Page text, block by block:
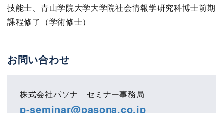
技能士、青山学院大学大学院社会情報学研究科博士前期
課程修了（学術修士）
お問い合わせ
株式会社パソナ セミナー事務局
p-seminar@pasona.co.jp